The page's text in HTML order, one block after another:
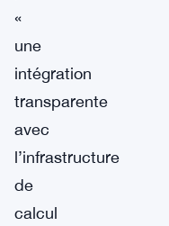
«
une
intégration
transparente
avec
l’infrastructure
de
calcul